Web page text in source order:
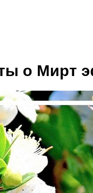
о Мирт